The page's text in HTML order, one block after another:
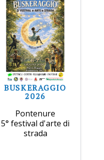
BUSKERAGGIO
2026
Pontenure
5° festival d'arte di
strada